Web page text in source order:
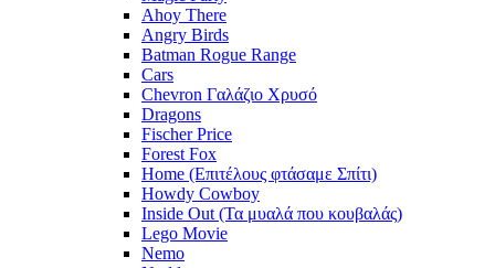
Ahoy There
Angry Birds
Batman Rogue Range
Cars
Chevron Γαλάζιο Χρυσό
Dragons
Fischer Price
Forest Fox
Home (Επιτέλους φτάσαμε Σπίτι)
Howdy Cowboy
Inside Out (Τα μυαλά που κουβαλάς)
Lego Movie
Nemo